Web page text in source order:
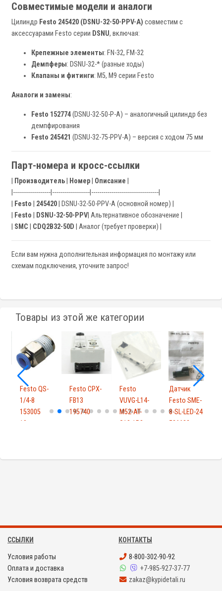
Совместимые модели и аналоги
Цилиндр Festo 245420 (DSNU-32-50-PPV-A) совместим с
аксессуарами Festo серии DSNU, включая:
Крепежные элементы: FN-32, FM-32
Демпферы: DSNU-32-* (разные ходы)
Клапаны и фитинги: M5, M9 серии Festo
Аналоги и замены:
Festo 152774(DSNU-32-50-P-A) – аналогичный цилиндр без
демпфирования
Festo 245421 (DSNU-32-75-PPV-A) – версия с ходом 75 мм
Парт-номера и кросс-ссылки
Производитель Номер Описание
|-------------------|-------------------|----------------------------------|
Festo 245420 | DSNU-32-50-PPV-A (основной номер) |
Festo DSNU-32-50-PPV | Альтернативное обозначение |
SMC CDQ2B32-50D | Аналог (требует проверки) |
Если вам нужна дополнительная информация по монтажу или
схемам подключения, уточните запрос!
Товары из этой же категории
Festo QS-
1/4-8
153005
10шт
Festo CPX-
FB13
195740
Festo
VUVG-L14-
M52-AT-
G18-1P3
Датчик
Festo SME-
8-SL-LED-24
526622
ССЫЛКИ
Условия работы
Оплата и доставка
Условия возврата средств
КОНТАКТЫ
8-800-302-90-92
+7-985-927-37-77
zakaz@kypidetali.ru